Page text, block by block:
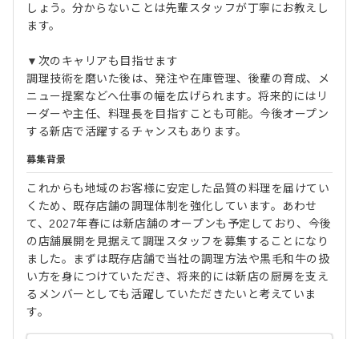
しょう。分からないことは先輩スタッフが丁寧にお教えし
ます。
▼次のキャリアも目指せます
調理技術を磨いた後は、発注や在庫管理、後輩の育成、メ
ニュー提案などへ仕事の幅を広げられます。将来的にはリ
ーダーや主任、料理長を目指すことも可能。今後オープン
する新店で活躍するチャンスもあります。
募集背景
これからも地域のお客様に安定した品質の料理を届けてい
くため、既存店舗の調理体制を強化しています。あわせ
て、2027年春には新店舗のオープンも予定しており、今後
の店舗展開を見据えて調理スタッフを募集することになり
ました。まずは既存店舗で当社の調理方法や黒毛和牛の扱
い方を身につけていただき、将来的には新店の厨房を支え
るメンバーとしても活躍していただきたいと考えていま
す。